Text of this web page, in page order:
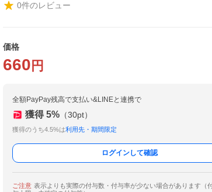
0件のレビュー
価格
660 円
全額PayPay残高で支払い&LINEと連携で
獲得 5% （30pt）
獲得のうち4.5%は利用先・期間限定
ログインして確認
ご注意 表示よりも実際の付与数・付与率が少ない場合があります（